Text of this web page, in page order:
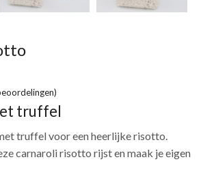
truffel
truffel voor een heerlijke risotto.
carnaroli risotto rijst en maak je eigen